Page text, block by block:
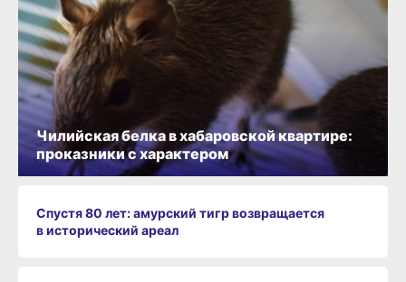
Спустя 80 лет: амурский тигр возвращается
в исторический ареал
Чилийская белка в хабаровской квартире:
проказники с характером